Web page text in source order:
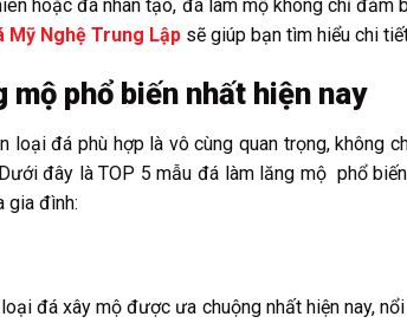
hoặc đá nhân tạo, đá làm mộ không chỉ đảm
Mỹ Nghệ Trung Lập sẽ giúp bạn tìm hiểu chi
mộ phổ biến nhất hiện nay
loại đá phù hợp là vô cùng quan trọng, không
đây là TOP 5 mẫu đá làm lăng mộ phổ
gia đình:
đá xây mộ được ưa chuộng nhất hiện nay,